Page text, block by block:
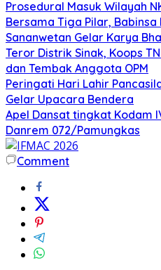
Prosedural Masuk Wilayah
Bersama Tiga Pilar,
Sananwetan Gelar Karya
Teror Distrik Sinak, Koops
dan Tembak Anggota OPM
Peringati Hari Lahir
Gelar Upacara Bendera
Apel Dansat tingkat Kodam
Danrem 072/Pamungkas
Comment